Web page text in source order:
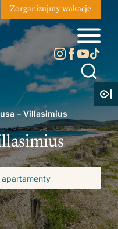
Zorganizujmy wakacje
– Villasimius
apartamenty